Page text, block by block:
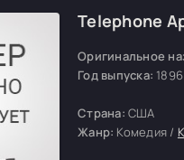
Telephone
Оригинальное
Год выпуска: 1896
Страна: США
Жанр: Комедия /